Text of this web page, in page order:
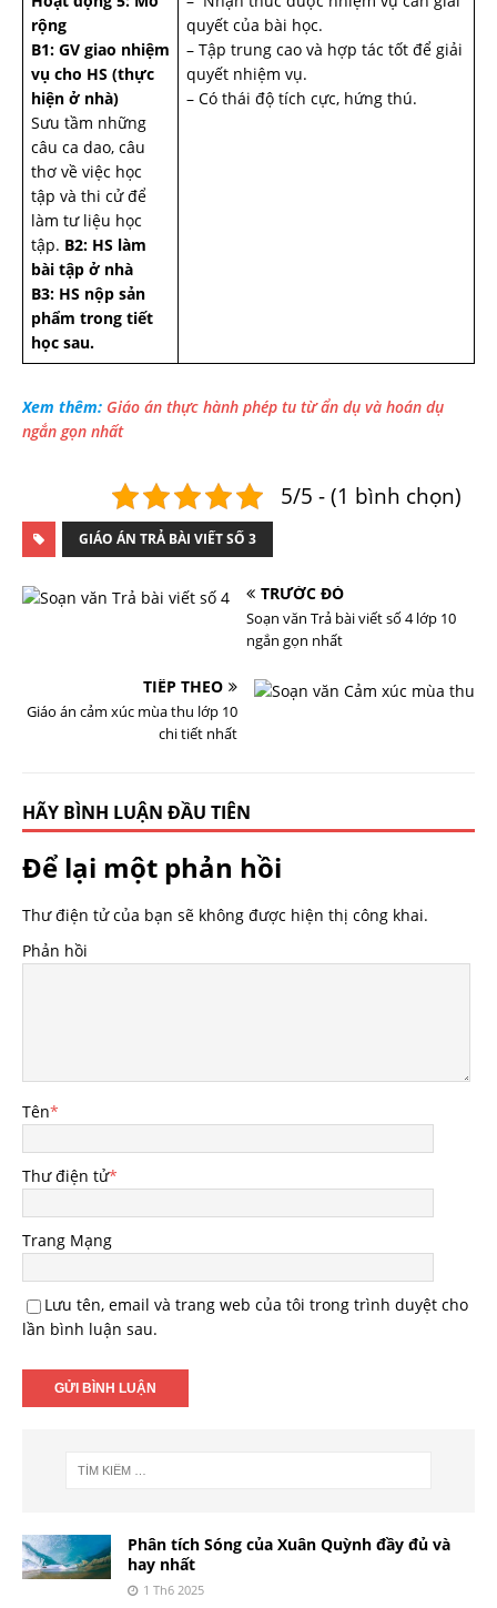
rộng
B1: GV giao nhiệm
vụ cho HS (thực
hiện ở nhà)
Sưu tầm những
câu ca dao, câu
thơ về việc học
tập và thi cử để
làm tư liệu học
tập. B2: HS làm
bài tập ở nhà
B3: HS nộp sản
phẩm trong tiết
học sau.
quyết của bài học.
– Tập trung cao và hợp tác tốt để giải
quyết nhiệm vụ.
– Có thái độ tích cực, hứng thú.
Xem thêm: Giáo án thực hành phép tu từ ẩn dụ và hoán dụ
ngắn gọn nhất
5/5 - (1 bình chọn)
GIÁO ÁN TRẢ BÀI VIẾT SỐ 3
TRƯỚC ĐÓ
Soạn văn Trả bài viết số 4 lớp 10
ngắn gọn nhất
TIẾP THEO
Giáo án cảm xúc mùa thu lớp 10
chi tiết nhất
HÃY BÌNH LUẬN ĐẦU TIÊN
Để lại một phản hồi
Thư điện tử của bạn sẽ không được hiện thị công khai.
Phản hồi
Tên*
Thư điện tử*
Trang Mạng
Lưu tên, email và trang web của tôi trong trình duyệt cho
lần bình luận sau.
Phân tích Sóng của Xuân Quỳnh đầy đủ và
hay nhất
1 Th6 2025